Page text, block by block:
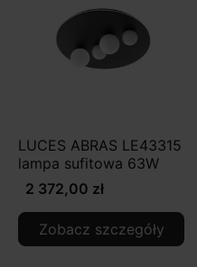
LUCES ABRAS LE43315
lampa sufitowa 63W
2 372,00 zł
Zobacz szczegóły